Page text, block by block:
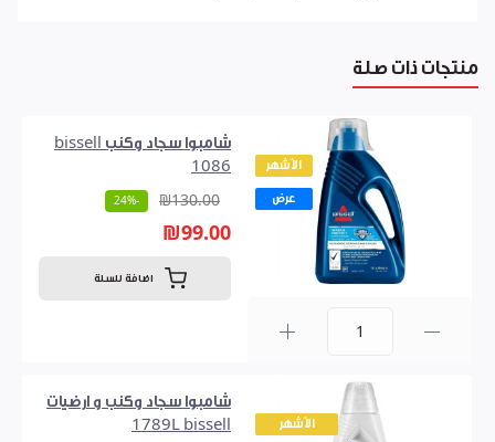
منتجات ذات صلة
الأشهر
عرض
شامبوا سجاد وكنب bissell
1086
₪130.00
-24%
₪99.00
اضافة للسلة
الأشهر
شامبوا سجاد وكنب و ارضيات
1789L bissell